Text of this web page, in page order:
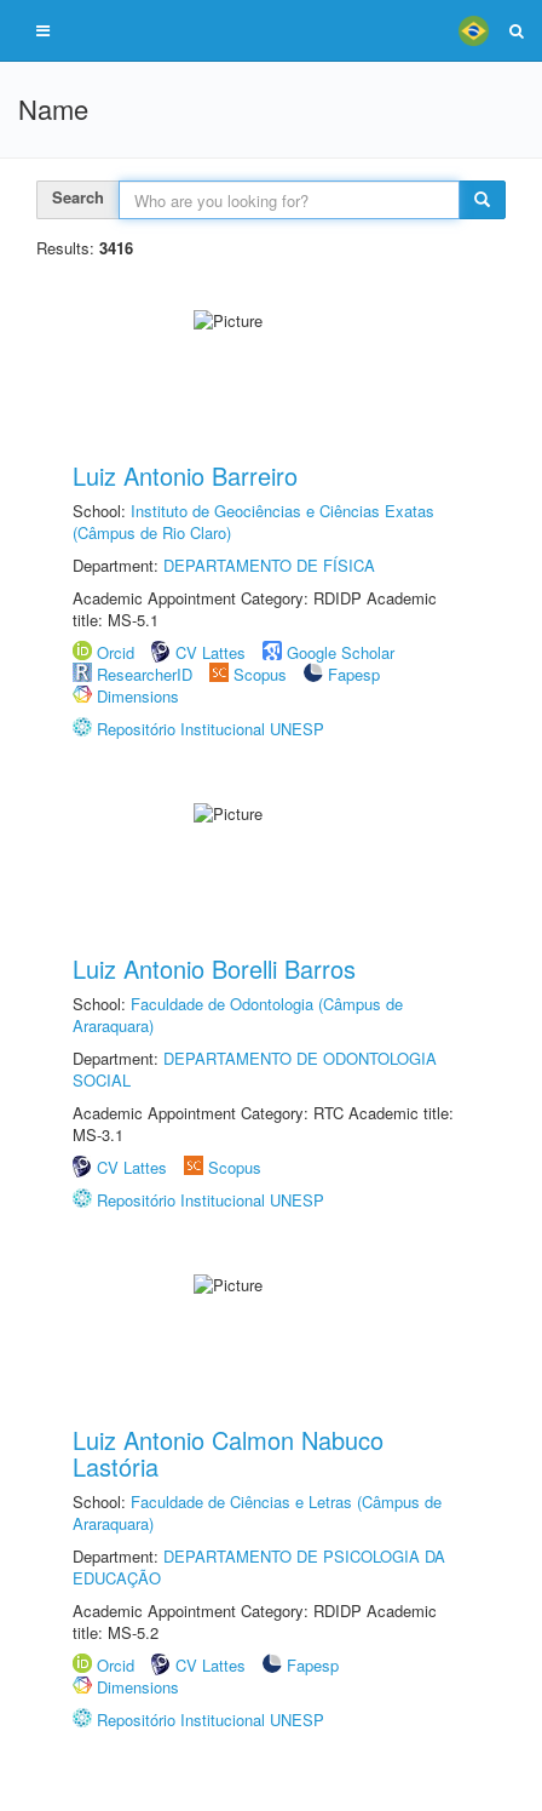
Name
Search
Results: 3416
Luiz Antonio Barreiro
School: Instituto de Geociências e Ciências Exatas
(Câmpus de Rio Claro)
Department: DEPARTAMENTO DE FÍSICA
Academic Appointment Category: RDIDP Academic
title: MS-5.1
Orcid
CV Lattes
Google Scholar
ResearcherID
Scopus
Fapesp
Dimensions
Repositório Institucional UNESP
Luiz Antonio Borelli Barros
School: Faculdade de Odontologia (Câmpus de
Araraquara)
Department: DEPARTAMENTO DE ODONTOLOGIA
SOCIAL
Academic Appointment Category: RTC Academic title:
MS-3.1
CV Lattes
Scopus
Repositório Institucional UNESP
Luiz Antonio Calmon Nabuco
Lastória
School: Faculdade de Ciências e Letras (Câmpus de
Araraquara)
Department: DEPARTAMENTO DE PSICOLOGIA DA
EDUCAÇÃO
Academic Appointment Category: RDIDP Academic
title: MS-5.2
Orcid
CV Lattes
Fapesp
Dimensions
Repositório Institucional UNESP